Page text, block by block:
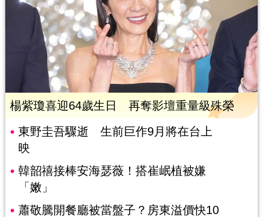
楊紫瓊喜迎64歲生日 再奪影壇重量級殊榮
東野圭吾驟逝 生前巨作9月將在台上
映
韓韶禧接棒安海瑟薇！搭崔岷植被嫌
「嫩」
蕭敬騰開餐廳被當盤子？房東溢價快10